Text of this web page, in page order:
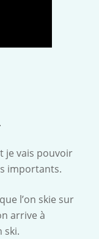
je vais pouvoir
importants.
l’on skie sur
arrive à
ski.